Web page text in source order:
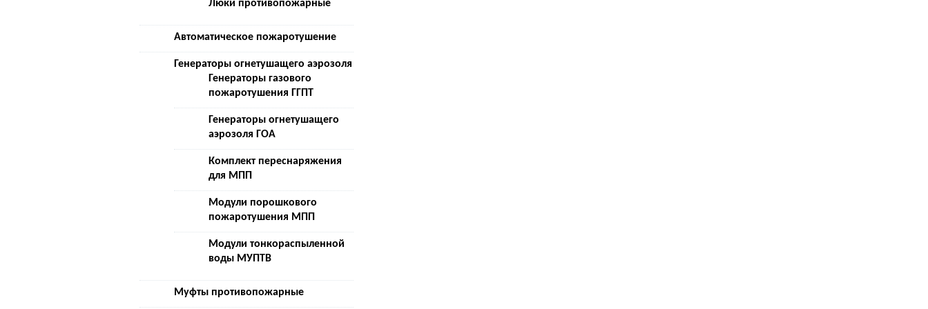
Люки противопожарные
Автоматическое пожаротушение
Генераторы огнетушащего аэрозоля
Генераторы газового
пожаротушения ГГПТ
Генераторы огнетушащего
аэрозоля ГОА
Комплект переснаряжения
для МПП
Модули порошкового
пожаротушения МПП
Модули тонкораспыленной
воды МУПТВ
Муфты противопожарные